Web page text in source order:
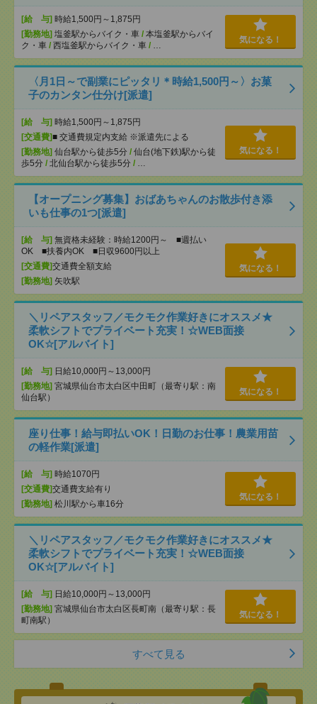
[給 与] 時給1,500円～1,875円
[勤務地] 塩釜駅からバイク・車 / 本塩釜駅からバイ
ク・車 / 西塩釜駅からバイク・車 / …
気になる！
〈月1日～で副業にピッタリ＊時給1,500円～〉お菓
子のカンタン仕分け[派遣]
[給 与] 時給1,500円～1,875円
[交通費]■ 交通費規定内支給 ※派遣先による
[勤務地] 仙台駅から徒歩5分 / 仙台(地下鉄)駅から徒
歩5分 / 北仙台駅から徒歩5分 / …
気になる！
【オープニング募集】おばあちゃんのお散歩付き添
いも仕事の1つ[派遣]
[給 与] 無資格未経験：時給1200円～ ■週払い
OK ■扶養内OK ■日収9600円以上
[交通費]交通費全額支給
[勤務地] 矢吹駅
気になる！
＼リペアスタッフ／モクモク作業好きにオススメ★
柔軟シフトでプライベート充実！☆WEB面接
OK☆[アルバイト]
[給 与] 日給10,000円～13,000円
[勤務地] 宮城県仙台市太白区中田町（最寄り駅：南
仙台駅）
気になる！
座り仕事！給与即払いOK！日勤のお仕事！農業用苗
の軽作業[派遣]
[給 与] 時給1070円
[交通費]交通費支給有り
[勤務地] 松川駅から車16分
気になる！
＼リペアスタッフ／モクモク作業好きにオススメ★
柔軟シフトでプライベート充実！☆WEB面接
OK☆[アルバイト]
[給 与] 日給10,000円～13,000円
[勤務地] 宮城県仙台市太白区長町南（最寄り駅：長
町南駅）
気になる！
すべて見る